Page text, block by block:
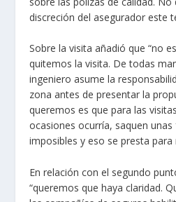
discreción del asegurador este
Sobre la visita añadió que “no
quitemos la visita. De todas
ingeniero asume la
zona antes de presentar la
queremos es que para las
ocasiones ocurría, saquen
imposibles y eso se presta para
En relación con el segundo
“queremos que haya claridad.